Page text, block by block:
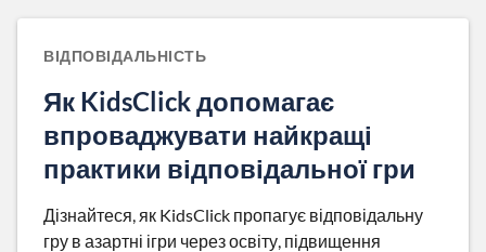
ВІДПОВІДАЛЬНІСТЬ
Як KidsClick допомагає
впроваджувати найкращі
практики відповідальної гри
Дізнайтеся, як KidsClick пропагує відповідальну
гру в азартні ігри через освіту, підвищення